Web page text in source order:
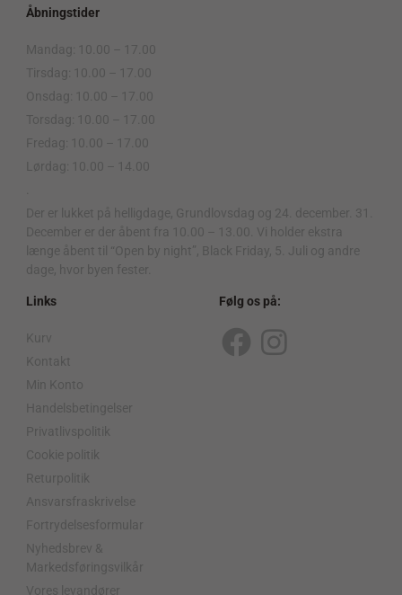
Åbningstider
Mandag: 10.00 – 17.00
Tirsdag: 10.00 – 17.00
Onsdag: 10.00 – 17.00
Torsdag: 10.00 – 17.00
Fredag: 10.00 – 17.00
Lørdag: 10.00 – 14.00
Der er lukket på helligdage, Grundlovsdag og 24. december. 31.
December er der åbent fra 10.00 – 13.00. Vi holder ekstra
længe åbent til “Open by night”, Black Friday, 5. Juli og andre
dage, hvor byen fester.
Links
Kurv
Kontakt
Min Konto
Handelsbetingelser
Privatlivspolitik
Cookie politik
Returpolitik
Ansvarsfraskrivelse
Fortrydelsesformular
Nyhedsbrev &
Markedsføringsvilkår
Vores levandører
Følg os på:
F
I